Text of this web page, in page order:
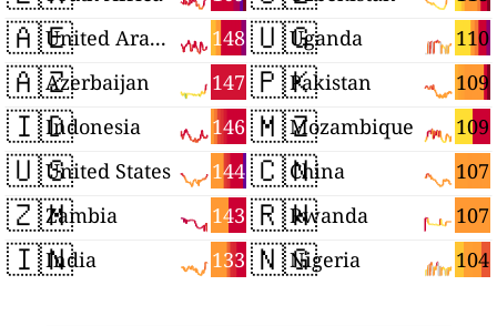
🇦🇪 148
United Arab Emirates
🇦🇿 147
Azerbaijan
🇮🇩 146
Indonesia
🇺🇸 144
United States
🇿🇲 143
Zambia
🇮🇳 133
India
🇺🇬 110
Uganda
🇵🇰 109
Pakistan
🇲🇿 109
Mozambique
🇨🇳 107
China
🇷🇼 107
Rwanda
🇳🇬 104
Nigeria